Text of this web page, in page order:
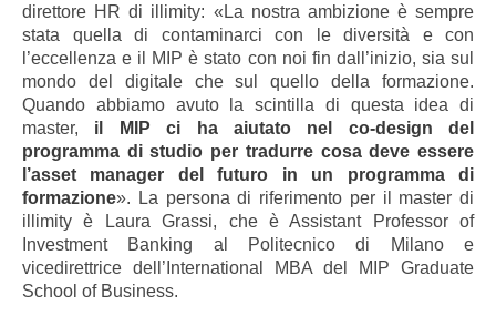
direttore HR di illimity: «La nostra ambizione è sempre
stata quella di contaminarci con le diversità e con
l’eccellenza e il MIP è stato con noi fin dall’inizio, sia sul
mondo del digitale che sul quello della formazione.
Quando abbiamo avuto la scintilla di questa idea di
master, il MIP ci ha aiutato nel co-design del
programma di studio per tradurre cosa deve essere
l’asset manager del futuro in un programma di
formazione». La persona di riferimento per il master di
illimity è Laura Grassi, che è Assistant Professor of
Investment Banking al Politecnico di Milano e
vicedirettrice dell’International MBA del MIP Graduate
School of Business.